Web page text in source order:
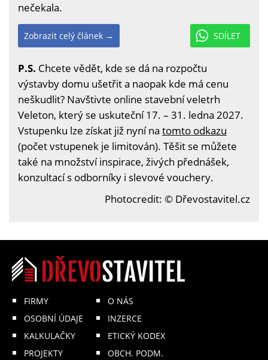
nečekala.
SDÍLET
Zobrazit celý článek →
P.S. Chcete vědět, kde se dá na rozpočtu
výstavby domu ušetřit a naopak kde má cenu
neškudlit? Navštivte online stavební veletrh
Veleton, který se uskuteční 17. – 31. ledna 2027.
Vstupenku lze získat již nyní na tomto odkazu
(počet vstupenek je limitován). Těšit se můžete
také na množství inspirace, živých přednášek,
konzultací s odborníky i slevové vouchery.
Photocredit: © Dřevostavitel.cz
FIRMY
OSOBNÍ ÚDAJE
KALKULAČKY
PROJEKTY
O NÁS
INZERCE
ETICKÝ KODEX
OBCH. PODM.